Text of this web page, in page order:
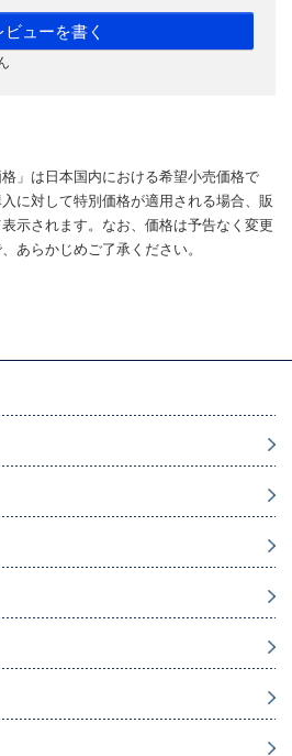
ビューを書く
」は日本国内における希望小売価格で
に対して特別価格が適用される場合、販
示されます。なお、価格は予告なく変更
あらかじめご了承ください。